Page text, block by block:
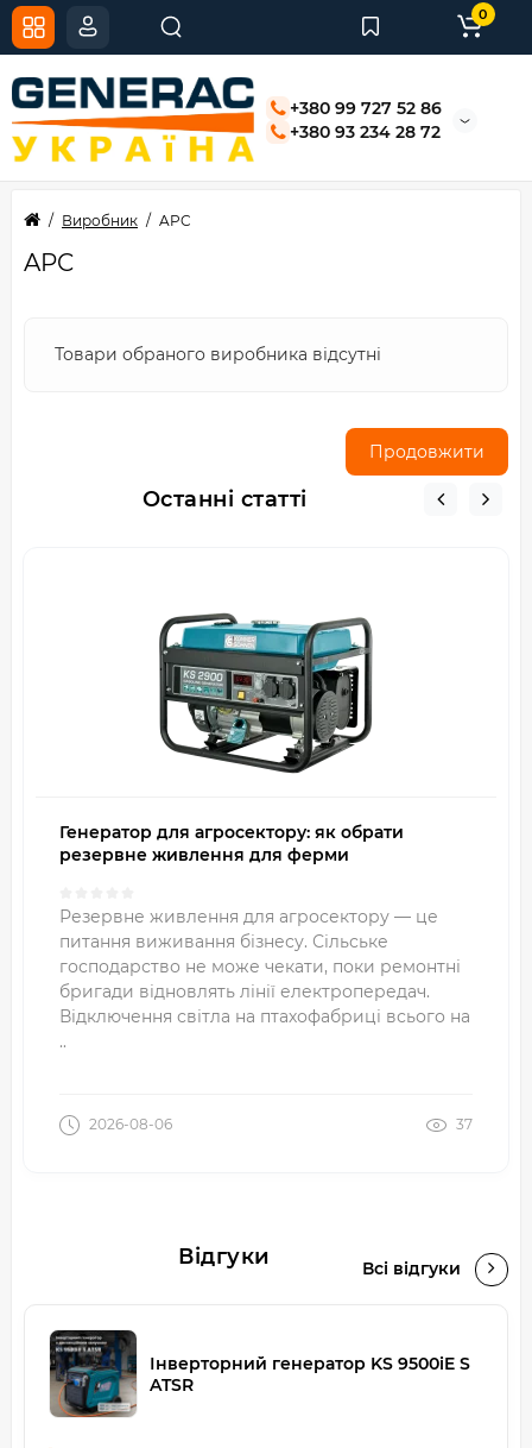
+380 99 727 52 86
+380 93 234 28 72
0
Виробник APC
APC
Товари обраного виробника відсутні
Продовжити
Останні статті
Генератор для агросектору: як обрати
резервне живлення для ферми
Резервне живлення для агросектору — це
питання виживання бізнесу. Сільське
господарство не може чекати, поки ремонтні
бригади відновлять лінії електропередач.
Відключення світла на птахофабриці всього на
..
2026-08-06 37
Відгуки Всі відгуки
Інверторний генератор KS 9500iE S
ATSR